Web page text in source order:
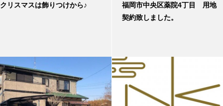
クリスマスは飾りつけから♪
福岡市中央区薬院4丁目 用地
契約致しました。